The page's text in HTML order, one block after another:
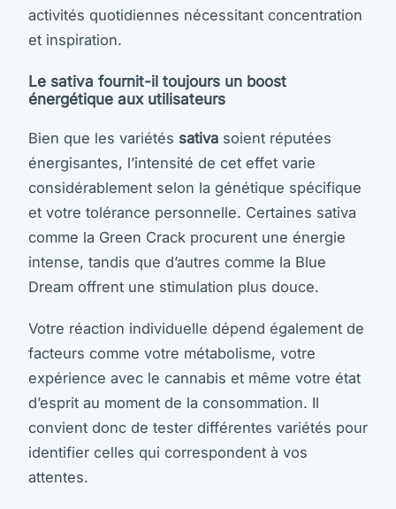
activités quotidiennes nécessitant concentration
et inspiration.
Le sativa fournit-il toujours un boost
énergétique aux utilisateurs
Bien que les variétés sativa soient réputées
énergisantes, l’intensité de cet effet varie
considérablement selon la génétique spécifique
et votre tolérance personnelle. Certaines sativa
comme la Green Crack procurent une énergie
intense, tandis que d’autres comme la Blue
Dream offrent une stimulation plus douce.
Votre réaction individuelle dépend également de
facteurs comme votre métabolisme, votre
expérience avec le cannabis et même votre état
d’esprit au moment de la consommation. Il
convient donc de tester différentes variétés pour
identifier celles qui correspondent à vos
attentes.